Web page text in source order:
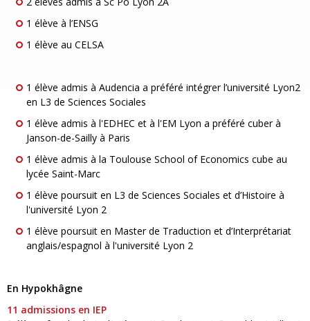
1 élève à l’ENSG
1 élève au CELSA
1 élève admis à Audencia a préféré intégrer l’université Lyon2
en L3 de Sciences Sociales
1 élève admis à l'EDHEC et à l'EM Lyon a préféré cuber à
Janson-de-Sailly à Paris
1 élève admis à la Toulouse School of Economics cube au
lycée Saint-Marc
1 élève poursuit en L3 de Sciences Sociales et d’Histoire à
l'université Lyon 2
1 élève poursuit en Master de Traduction et d’Interprétariat
anglais/espagnol à l'université Lyon 2
En Hypokhâgne
11 admissions en IEP